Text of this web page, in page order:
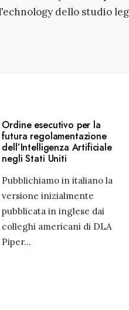
dello studio
Ordine esecutivo per la
futura regolamentazione
dell’Intelligenza Artificiale
negli Stati Uniti
Pubblichiamo in italiano la
versione inizialmente
pubblicata in inglese dai
colleghi americani di DLA
Piper...